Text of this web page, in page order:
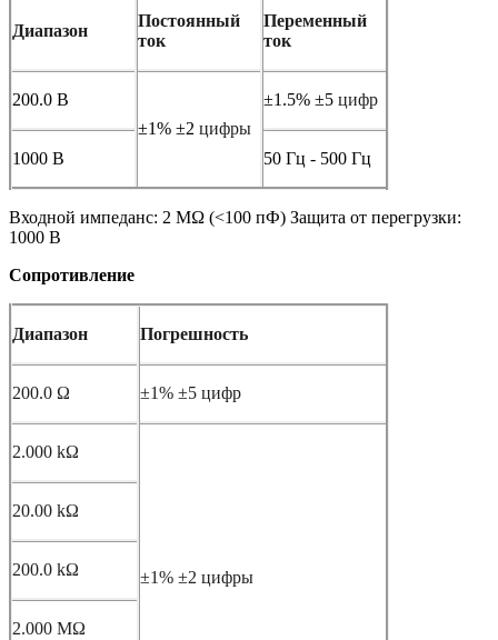
Диапазон
Постоянный
ток
Переменный
ток
200.0 В
±1% ±2 цифры
±1.5% ±5 цифр
1000 В 50 Гц - 500 Гц
Входной импеданс: 2 МΩ (<100 пФ) Защита от перегрузки:
1000 В
Сопротивление
Диапазон Погрешность
200.0 Ω ±1% ±5 цифр
2.000 kΩ
±1% ±2 цифры
20.00 kΩ
200.0 kΩ
2.000 MΩ